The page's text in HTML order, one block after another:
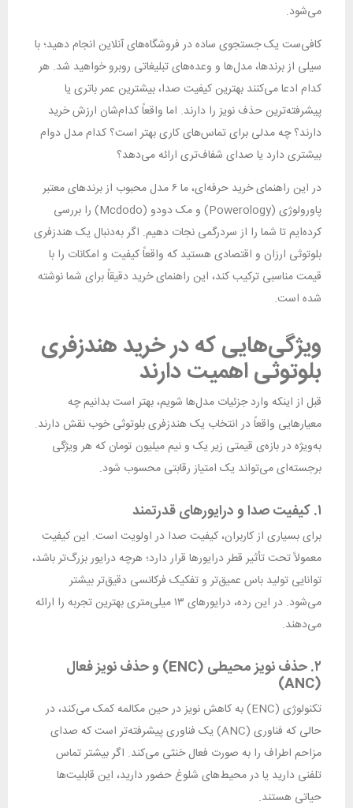
می‌شود.
کافی‌ست یک جستجوی ساده در فروشگاه‌های آنلاین انجام دهید؛ با
سیلی از برندها، مدل‌ها و وعده‌های تبلیغاتی روبرو خواهید شد. هر
کدام ادعا می‌کنند بهترین کیفیت صدا، بیشترین عمر باتری یا
پیشرفته‌ترین حذف نویز را دارند. اما واقعاً کدام‌شان ارزش خرید
دارند؟ چه مدلی برای تماس‌های کاری بهتر است؟ کدام مدل دوام
بیشتری دارد یا صدای شفاف‌تری ارائه می‌دهد؟
در این راهنمای خرید حرفه‌ای، ما ۶ مدل محبوب از برندهای معتبر
پاورولوژی (Powerology) و مک دودو (Mcdodo) را بررسی
کرده‌ایم تا شما را از سردرگمی نجات دهیم. اگر به‌دنبال یک هندزفری
بلوتوثی ارزان و اقتصادی هستید که واقعاً کیفیت و امکانات را با
قیمت مناسبی ترکیب کند، این راهنمای خرید دقیقاً برای شما نوشته
شده است.
ویژگی‌هایی که در خرید هندزفری
بلوتوثی اهمیت دارند
قبل از اینکه وارد جزئیات مدل‌ها شویم، بهتر است بدانیم چه
معیارهایی واقعاً در انتخاب یک هندزفری بلوتوثی خوب نقش دارند.
به‌ویژه در بازه‌ی قیمتی زیر یک و نیم میلیون تومان که هر ویژگی
برجسته‌ای می‌تواند یک امتیاز رقابتی محسوب شود.
۱. کیفیت صدا و درایورهای قدرتمند
برای بسیاری از کاربران، کیفیت صدا در اولویت است. این کیفیت
معمولاً تحت تأثیر قطر درایورها قرار دارد؛ هرچه درایور بزرگ‌تر باشد،
توانایی تولید باس عمیق‌تر و تفکیک فرکانسی دقیق‌تر بیشتر
می‌شود. در این رده، درایورهای ۱۳ میلی‌متری بهترین تجربه را ارائه
می‌دهند.
۲. حذف نویز محیطی (ENC) و حذف نویز فعال
(ANC)
تکنولوژی (ENC) به کاهش نویز در حین مکالمه کمک می‌کند، در
حالی که فناوری (ANC) یک فناوری پیشرفته‌تر است که صدای
مزاحم اطراف را به صورت فعال خنثی می‌کند. اگر بیشتر تماس
تلفنی دارید یا در محیط‌های شلوغ حضور دارید، این قابلیت‌ها
حیاتی هستند.